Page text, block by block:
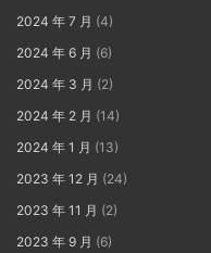
2024 年 7 月 (4)
2024 年 6 月 (6)
2024 年 3 月 (2)
2024 年 2 月 (14)
2024 年 1 月 (13)
2023 年 12 月 (24)
2023 年 11 月 (2)
2023 年 9 月 (6)